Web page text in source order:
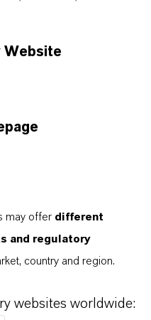
Spezialprodukte
ein
Website
may offer different
and regulatory
country and region.
websites worldwide: